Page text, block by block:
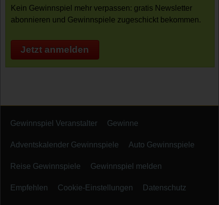
Kein Gewinnspiel mehr verpassen: gratis Newsletter
abonnieren und Gewinnspiele zugeschickt bekommen.
Jetzt anmelden
Gewinnspiel Veranstalter Gewinne
Adventskalender Gewinnspiele Auto Gewinnspiele
Reise Gewinnspiele Gewinnspiel melden
Empfehlen Cookie-Einstellungen Datenschutz